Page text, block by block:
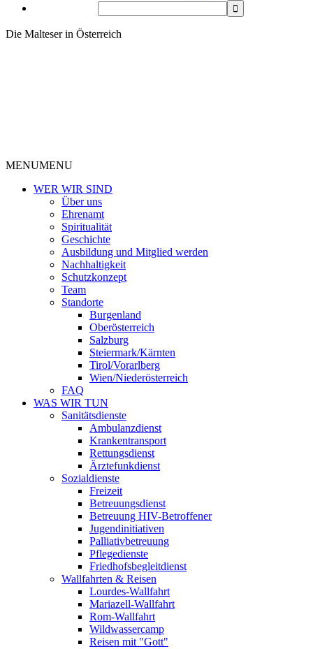
Die Malteser in Österreich
MENUMENU
WER WIR SIND
Über uns
Ehrenamt
Spiritualität
Geschichte
Ausbildung und Mitglied werden
Nachhaltigkeit
Schutzkonzept
Team
Standorte
Burgenland
Oberösterreich
Salzburg
Steiermark/Kärnten
Tirol/Vorarlberg
Wien/Niederösterreich
FAQ
WAS WIR TUN
Sanitätsdienste
Ambulanzdienst
Krankentransport
Rettungsdienst
Ärztefunkdienst
Sozialdienste
Freizeit
Betreuungsdienst
Betreuung HIV-Betroffener
Jugendinitiativen
Palliativbetreuung
Pflegedienste
Friedhofsbegleitdienst
Wallfahrten & Reisen
Lourdes-Wallfahrt
Mariazell-Wallfahrt
Rom-Wallfahrt
Wildwassercamp
Reisen mit "Gott"